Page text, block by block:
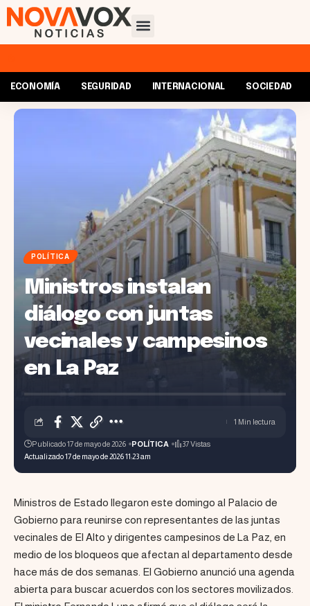
ECONOMÍA SEGURIDAD INTERNACIONAL SOCIEDAD
POLÍTICA
Ministros instalan
diálogo con juntas
vecinales y campesinos
en La Paz
Actualizado 17 de mayo de 2026 11:23 am
Publicado 17 de mayo de 2026 POLÍTICA 37 Vistas
1 Min lectura
Ministros de Estado llegaron este domingo al Palacio de
Gobierno para reunirse con representantes de las juntas
vecinales de El Alto y dirigentes campesinos de La Paz, en
medio de los bloqueos que afectan al departamento desde
hace más de dos semanas. El Gobierno anunció una agenda
abierta para buscar acuerdos con los sectores movilizados.